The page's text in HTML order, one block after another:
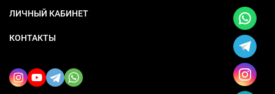
ЛИЧНЫЙ КАБИНЕТ
КОНТАКТЫ